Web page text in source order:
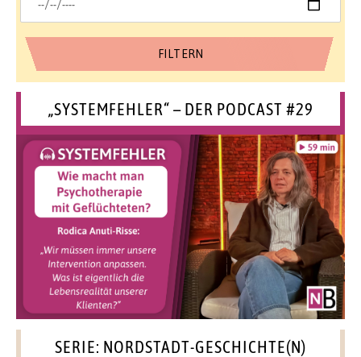
„SYSTEMFEHLER“ – DER PODCAST #29
SERIE: NORDSTADT-GESCHICHTE(N)